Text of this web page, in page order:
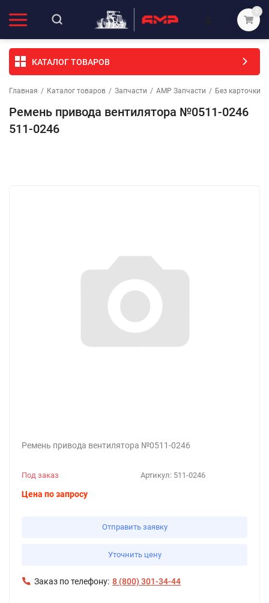
0
КАТАЛОГ ТОВАРОВ
Главная / Каталог товаров / Запчасти / АМР Запчасти / Без карточки
Ремень привода вентилятора №0511-0246
511-0246
Ремень привода вентилятора №0511-0246
Артикул: 511-0246
Под заказ
Цена по запросу
Отправить заявку
Уточнить цену
Заказ по телефону: 8 (800) 301-34-44